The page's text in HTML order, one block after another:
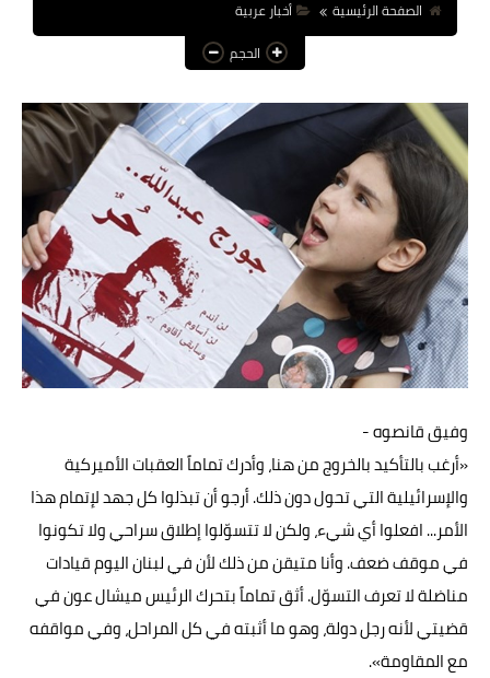
عالم المرأة
فن وثقافة
أخبار مصر
أخبار عربية
أخبار النجوم
أخبار العالم
الصفحة الرئيسية
أخبار عربية
الحجم
وفيق قانصوه -
«أرغب بالتأكيد بالخروج من هنا، وأدرك تماماً العقبات الأميركية
والإسرائيلية التي تحول دون ذلك. أرجو أن تبذلوا كل جهد لإتمام هذا
الأمر... افعلوا أي شيء، ولكن لا تتسوّلوا إطلاق سراحي ولا تكونوا
في موقف ضعف. وأنا متيقن من ذلك لأن في لبنان اليوم قيادات
مناضلة لا تعرف التسوّل. أثق تماماً بتحرك الرئيس ميشال عون في
قضيتي لأنه رجل دولة، وهو ما أثبته في كل المراحل، وفي مواقفه
مع المقاومة».